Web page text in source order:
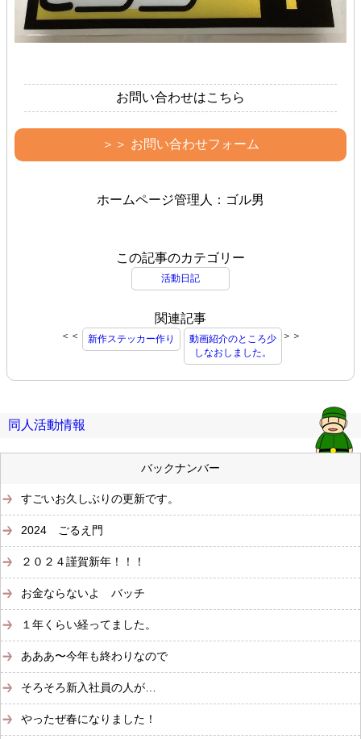
お問い合わせはこちら
＞＞ お問い合わせフォーム
ホームページ管理人：ゴル男
この記事のカテゴリー
活動日記
関連記事
＜＜ 新作ステッカー作り
動画紹介のところ少
しなおしました。
＞＞
同人活動情報
バックナンバー
すごいお久しぶりの更新です。
2024 ごるえ門
２０２４謹賀新年！！！
お金ならないよ バッチ
１年くらい経ってました。
あああ〜今年も終わりなので
そろそろ新入社員の人が…
やったぜ春になりました！